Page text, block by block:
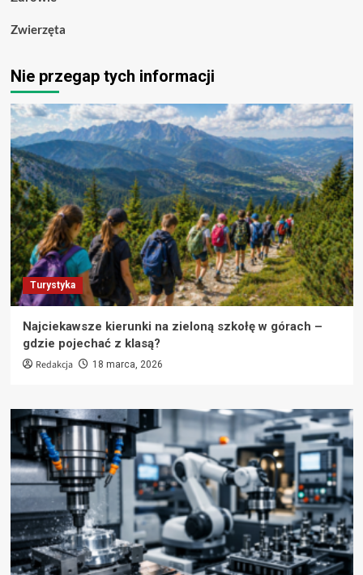
Zwierzęta
Nie przegap tych informacji
Turystyka
Najciekawsze kierunki na zieloną szkołę w górach –
gdzie pojechać z klasą?
Redakcja 18 marca, 2026